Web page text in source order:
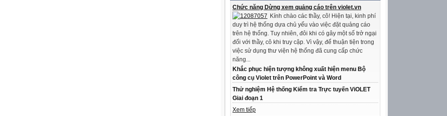
Chức năng Dừng xem quảng cáo trên violet.vn
Kính chào các thầy, cô! Hiện tại, kinh phí
duy trì hệ thống dựa chủ yếu vào việc đặt quảng cáo
trên hệ thống. Tuy nhiên, đôi khi có gây một số trở ngại
đối với thầy, cô khi truy cập. Vì vậy, để thuận tiện trong
việc sử dụng thư viện hệ thống đã cung cấp chức
năng...
Khắc phục hiện tượng không xuất hiện menu Bộ
công cụ Violet trên PowerPoint và Word
Thử nghiệm Hệ thống Kiểm tra Trực tuyến ViOLET
Giai đoạn 1
Xem tiếp